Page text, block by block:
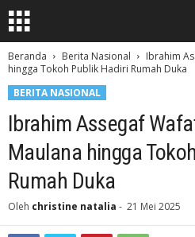
Beranda Berita Nasional
Ibrahim
hingga Tokoh Publik Hadiri Rumah Duka
BERITA NASIONAL
Ibrahim Assegaf
Maulana hingga
Rumah Duka
Oleh christine natalia - 21 Mei 2025